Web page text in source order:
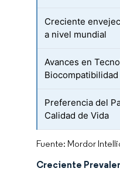
Creciente
a nivel mundial
Avances en
Biocompatibilidad
Preferencia del
Calidad de Vida
Fuente: Mordor
Creciente